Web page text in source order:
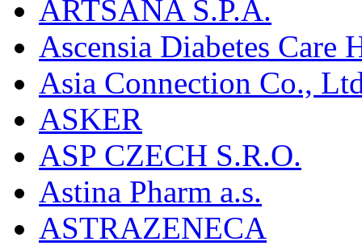
ARTSANA S.P.A.
Ascensia Diabetes Care
Asia Connection Co.,
ASKER
ASP CZECH S.R.O.
Astina Pharm a.s.
ASTRAZENECA